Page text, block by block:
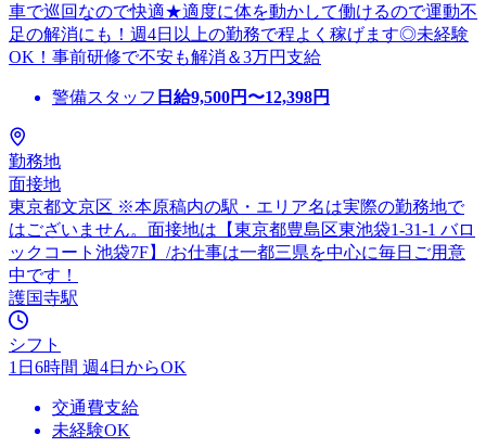
車で巡回なので快適★適度に体を動かして働けるので運動不
足の解消にも！週4日以上の勤務で程よく稼げます◎未経験
OK！事前研修で不安も解消＆3万円支給
警備スタッフ 日給9,500円〜12,398円
勤務地
面接地
東京都文京区 ※本原稿内の駅・エリア名は実際の勤務地で
はございません。面接地は【東京都豊島区東池袋1-31-1 バロ
ックコート池袋7F】/お仕事は一都三県を中心に毎日ご用意
中です！
護国寺駅
シフト
1日6時間 週4日からOK
交通費支給
未経験OK